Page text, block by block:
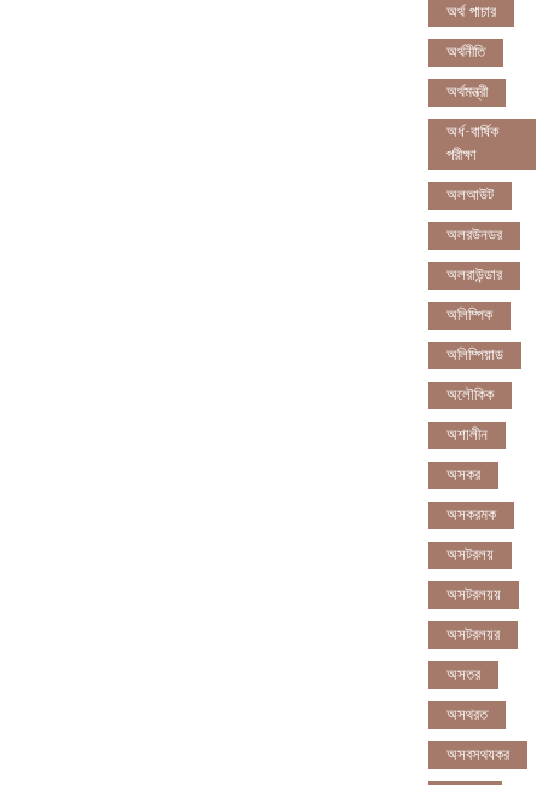
অর্থ পাচার
অর্থনীতি
অর্থমন্ত্রী
অর্ধ-বার্ষিক
পরীক্ষা
অলআউট
অলরউনডর
অলরাউন্ডার
অলিম্পিক
অলিম্পিয়াড
অলৌকিক
অশালীন
অসকর
অসকরমক
অসটরলয়
অসটরলয়য়
অসটরলয়র
অসতর
অসথরত
অসবসথযকর